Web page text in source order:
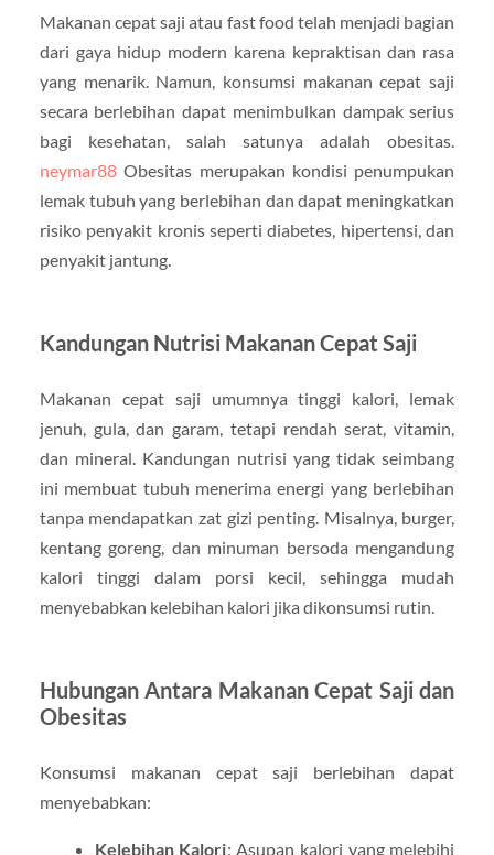
Makanan cepat saji atau fast food telah menjadi bagian
dari gaya hidup modern karena kepraktisan dan rasa
yang menarik. Namun, konsumsi makanan cepat saji
secara berlebihan dapat menimbulkan dampak serius
bagi kesehatan, salah satunya adalah obesitas.
neymar88Obesitas merupakan kondisi penumpukan
lemak tubuh yang berlebihan dan dapat meningkatkan
risiko penyakit kronis seperti diabetes, hipertensi, dan
penyakit jantung.
Kandungan Nutrisi Makanan Cepat Saji
Makanan cepat saji umumnya tinggi kalori, lemak
jenuh, gula, dan garam, tetapi rendah serat, vitamin,
dan mineral. Kandungan nutrisi yang tidak seimbang
ini membuat tubuh menerima energi yang berlebihan
tanpa mendapatkan zat gizi penting. Misalnya, burger,
kentang goreng, dan minuman bersoda mengandung
kalori tinggi dalam porsi kecil, sehingga mudah
menyebabkan kelebihan kalori jika dikonsumsi rutin.
Hubungan Antara Makanan Cepat Saji dan
Obesitas
Konsumsi makanan cepat saji berlebihan dapat
menyebabkan:
Kelebihan Kalori: Asupan kalori yang melebihi